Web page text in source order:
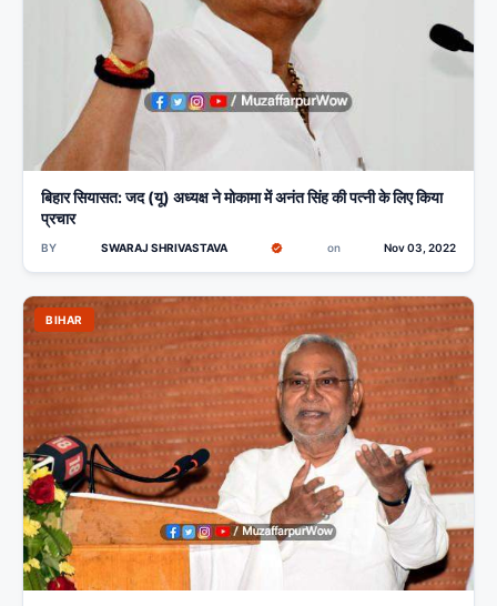
बिहार सियासत: जद (यू) अध्यक्ष ने मोकामा में अनंत सिंह की पत्नी के लिए किया
प्रचार
BY SWARAJ SHRIVASTAVA on Nov 03, 2022
BIHAR